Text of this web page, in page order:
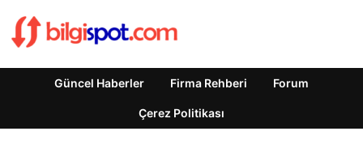
Güncel Haberler Firma Rehberi Forum
Çerez Politikası